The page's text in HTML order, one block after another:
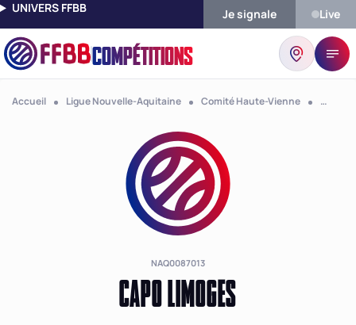
UNIVERS FFBB Je signale Live
COMPÉTITIONS
Accueil Ligue Nouvelle-Aquitaine Comité Haute-Vienne Club
NAQ0087013
CAPO LIMOGES